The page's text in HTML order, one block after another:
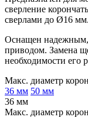
сверление
сверлами до Ø16 мм.
Оснащен надежным,
приводом. Замена
необходимости его
Макс. диаметр
36 мм 50 мм
36 мм
Макс. диаметр